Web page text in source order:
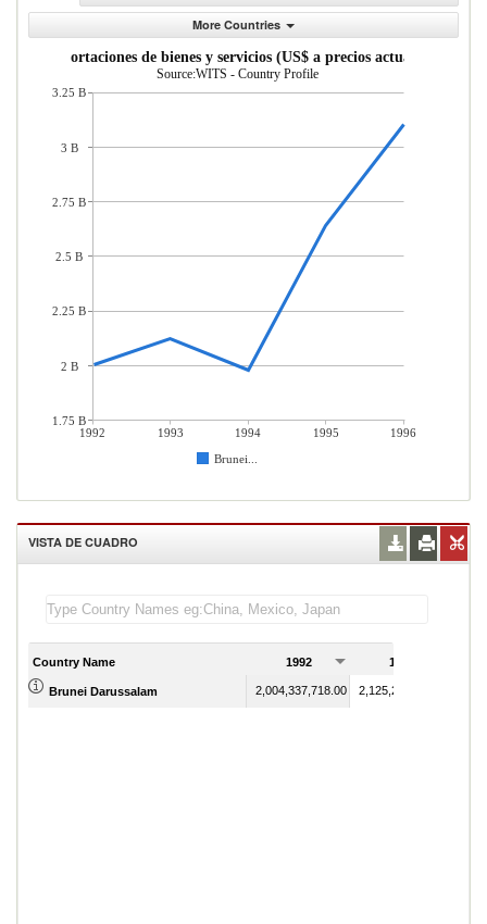
More Countries
Importaciones de bienes y servicios (US$ a precios actuales)
Source:WITS - Country Profile
1992 1993 1994 1995
1996
Brunei...
3.25 B
3 B
2.75 B
2.5 B
2.25 B
2 B
1.75 B
VISTA DE CUADRO
Country Name 1992 1993
Brunei Darussalam 2,004,337,718.00 2,125,274,865.00